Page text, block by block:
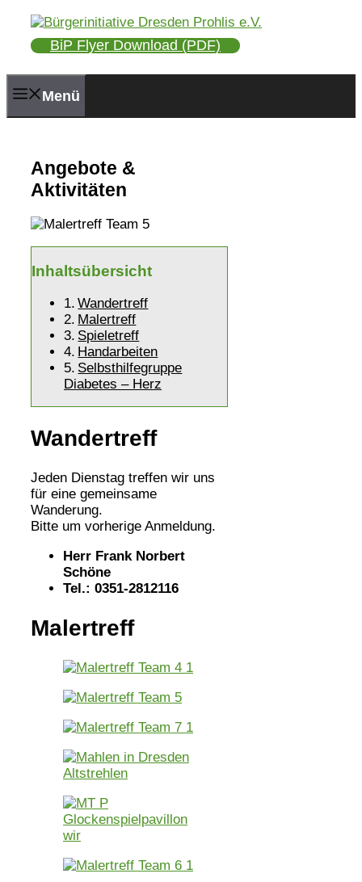
Zum
Inhalt
springenBiP Flyer Download (PDF)
Menü
Angebote &
Aktivitäten
Inhaltsübersicht
Wandertreff
Malertreff
Spieletreff
Handarbeiten
Selbsthilfegruppe
Diabetes – Herz
Wandertreff
Jeden Dienstag treffen wir uns
für eine gemeinsame
Wanderung.
Bitte um vorherige Anmeldung.
Herr Frank Norbert
Schöne
Tel.: 0351-2812116
Malertreff